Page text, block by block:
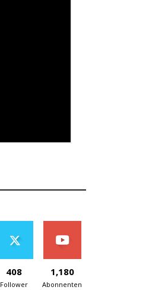
408
Follower
1,180
Abonnenten